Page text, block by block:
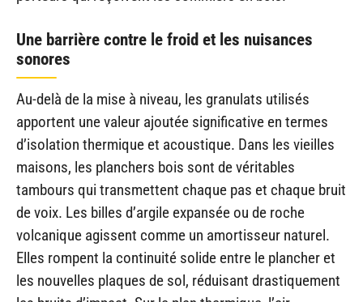
Une barrière contre le froid et les nuisances
sonores
Au-delà de la mise à niveau, les granulats utilisés
apportent une valeur ajoutée significative en termes
d’isolation thermique et acoustique. Dans les vieilles
maisons, les planchers bois sont de véritables
tambours qui transmettent chaque pas et chaque bruit
de voix. Les billes d’argile expansée ou de roche
volcanique agissent comme un amortisseur naturel.
Elles rompent la continuité solide entre le plancher et
les nouvelles plaques de sol, réduisant drastiquement